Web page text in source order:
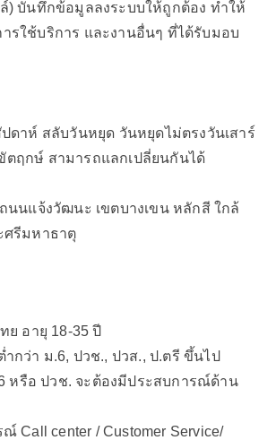
) บันทึกข้อมูลลงระบบให้ถูกต้อง ทำให้
รใช้บริการ และงานอื่นๆ ที่ได้รับมอบ
ดาห์ สลับวันหยุด วันหยุดไม่ตรงวันเสาร์
ฤกษ์ สามารถแลกเปลี่ยนกันได้
นนแจ้งวัฒนะ เขตบางเขน หลักสี ใกล้
ศรีมหาธาตุ
อายุ 18-35 ปี
กว่า ม.6, ปวช., ปวส., ป.ตรี ขึ้นไป
หรือ ปวช. จะต้องมีประสบการณ์ด้าน
Call center / Customer Service/